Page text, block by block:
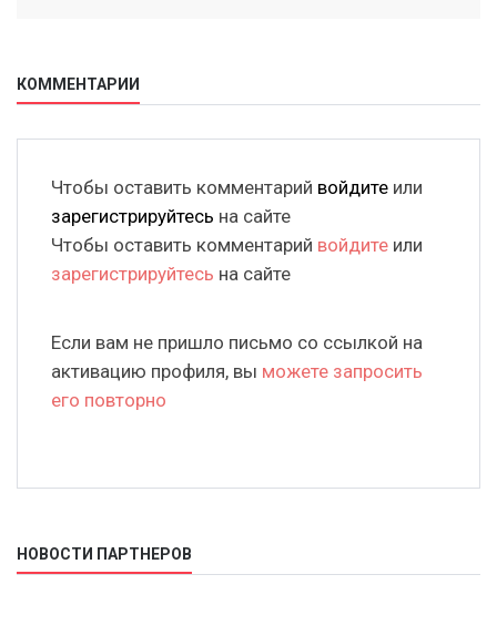
КОММЕНТАРИИ
Чтобы оставить комментарий войдите или
зарегистрируйтесь на сайте
Чтобы оставить комментарий войдите или
зарегистрируйтесь на сайте
Если вам не пришло письмо со ссылкой на
активацию профиля, вы можете запросить
его повторно
НОВОСТИ ПАРТНЕРОВ